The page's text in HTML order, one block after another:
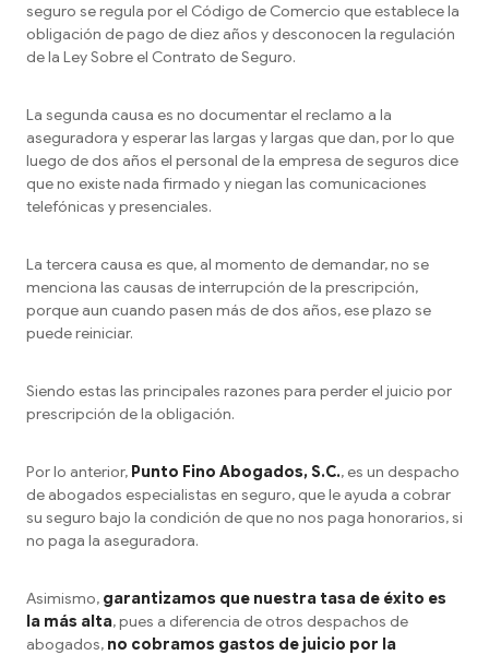
seguro se regula por el Código de Comercio que establece la
obligación de pago de diez años y desconocen la regulación
de la Ley Sobre el Contrato de Seguro.
La segunda causa es no documentar el reclamo a la
aseguradora y esperar las largas y largas que dan, por lo que
luego de dos años el personal de la empresa de seguros dice
que no existe nada firmado y niegan las comunicaciones
telefónicas y presenciales.
La tercera causa es que, al momento de demandar, no se
menciona las causas de interrupción de la prescripción,
porque aun cuando pasen más de dos años, ese plazo se
puede reiniciar.
Siendo estas las principales razones para perder el juicio por
prescripción de la obligación.
Por lo anterior, Punto Fino Abogados, S.C., es un despacho
de abogados especialistas en seguro, que le ayuda a cobrar
su seguro bajo la condición de que no nos paga honorarios, si
no paga la aseguradora.
Asimismo, garantizamos que nuestra tasa de éxito es
la más alta, pues a diferencia de otros despachos de
abogados, no cobramos gastos de juicio por la